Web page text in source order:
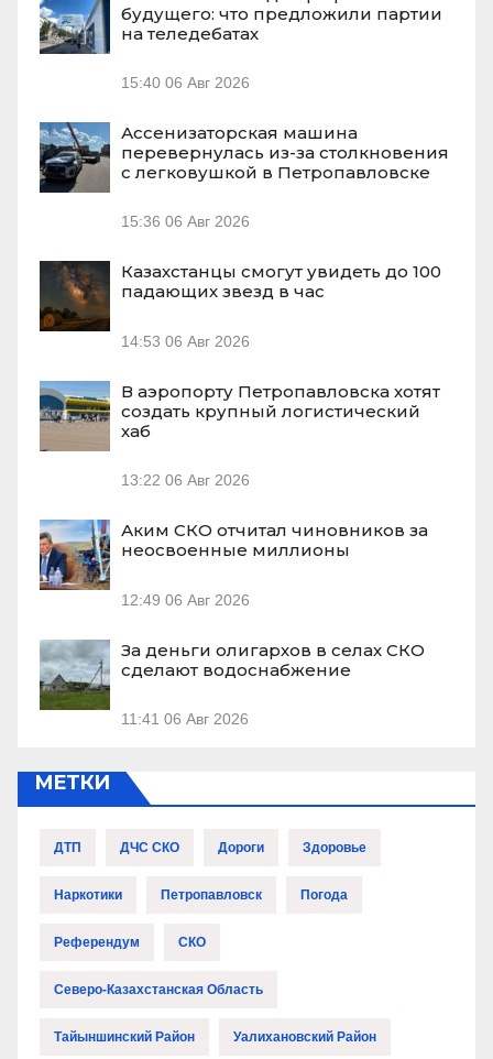
будущего: что предложили партии
на теледебатах
15:40 06 Авг 2026
Ассенизаторская машина
перевернулась из-за столкновения
с легковушкой в Петропавловске
15:36 06 Авг 2026
Казахстанцы смогут увидеть до 100
падающих звезд в час
14:53 06 Авг 2026
В аэропорту Петропавловска хотят
создать крупный логистический
хаб
13:22 06 Авг 2026
Аким СКО отчитал чиновников за
неосвоенные миллионы
12:49 06 Авг 2026
За деньги олигархов в селах СКО
сделают водоснабжение
11:41 06 Авг 2026
МЕТКИ
ДТП ДЧС СКО Дороги Здоровье
Наркотики Петропавловск Погода
Референдум СКО
Северо-Казахстанская Область
Тайыншинский Район Уалихановский Район